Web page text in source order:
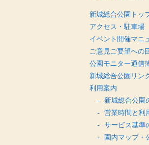
新城総合公園トッ
アクセス・駐車場
イベント開催マニ
ご意見ご要望への
公園モニター通信
新城総合公園リン
利用案内
新城総合公園
営業時間と利
サービス基準
園内マップ・